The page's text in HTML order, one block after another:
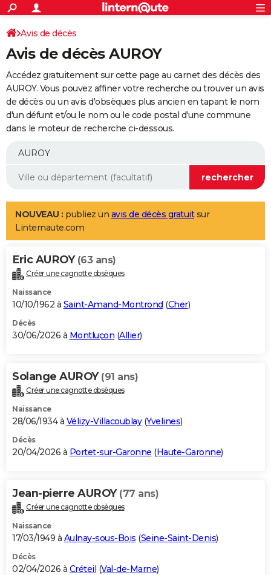
ACTUALITÉS
Politique
Société
Faits Divers
Education
Monde
Villes
+
SPORT
Coupe du monde 2026
Football
Tennis
Cyclisme
Rugby
Forum
Programme TV
TNT
Streaming
Cinéma
Sorties cinéma
Musique
+
FINANCE
Retraite
Impôts
Epargne
Immobilier
Risques naturels par ville
Banque
Assurance
Crédit
AUTO
Essais
Réserver un essai
Citadines
Berlines
SUV
Forum auto
+
Mobiles
Meilleur smartphone
Internet
Ordinateurs
Jeux vidéo
Guide high-tech
Aménagement intérieur
LIFESTYLE
Art de vivre
Bien-être
Loisirs
Mode
Modes de vie
Alimentation
Guide de la santé
Maladies
Médicaments
Sommeil
VOYAGE
Destinations
City break
Voyage nature
Voyage de noces
Forum
Climat
+PHOTO
GUIDES D'ACHAT
BONS PLANS
Carte de Noël
Carte Bonne année
Carte Saint-Valentin
Carte Pâques
Carte d'anniversaire
DICTIONNAIRE
Dictionnaire
Biographies
Citations
Expressions
Proverbes
PROGRAMME TV
S'inscrire
Se connecter
Lycées
Collèges
Primaires
Universités
Entreprises
Service militaire
Avis de recherche
AVIS DE DÉCÈS
Bricolage
Lifestyle
Culture
Sport
Auto
Television
Voyage
Cinema
Avis de décès
Avis de décès AUROY
Accédez gratuitement sur cette page au carnet des décès des
AUROY. Vous pouvez affiner votre recherche ou trouver un avis
de décès ou un avis d'obsèques plus ancien en tapant le nom
d'un défunt et/ou le nom ou le code postal d'une commune
dans le moteur de recherche ci-dessous.
NOUVEAU : publiez un avis de décès gratuitsur
Linternaute.com
Eric AUROY (63 ans)
Créer une cagnotte obsèques
Naissance
10/10/1962 à Saint-Amand-Montrond (Cher)
Décès
30/06/2026 à Montluçon (Allier)
Solange AUROY (91 ans)
Créer une cagnotte obsèques
Naissance
28/06/1934 à Vélizy-Villacoublay(Yvelines)
Décès
20/04/2026 à Portet-sur-Garonne (Haute-Garonne)
Jean-pierre AUROY (77 ans)
Créer une cagnotte obsèques
Naissance
17/03/1949 à Aulnay-sous-Bois (Seine-Saint-Denis)
Décès
02/04/2026 à Créteil (Val-de-Marne)